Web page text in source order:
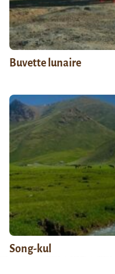
Buvette lunaire
Song-kul